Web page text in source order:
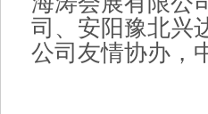
司、安阳豫北兴
公司友情协办，